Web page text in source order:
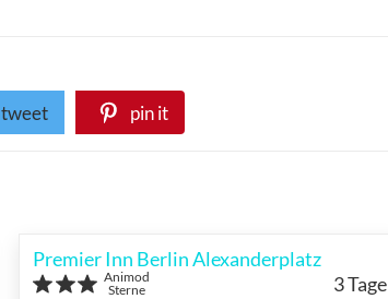
tweet pin it
Premier Inn Berlin Alexanderplatz
Animod
Sterne
3Tage